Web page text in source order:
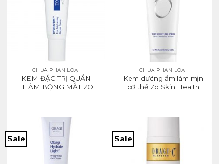
CHƯA PHÂN LOẠI
KEM ĐẶC TRỊ QUẦN
THÂM BỌNG MẮT ZO
CHƯA PHÂN LOẠI
Kem dưỡng ẩm làm mịn
cơ thể Zo Skin Health
Sale Sale